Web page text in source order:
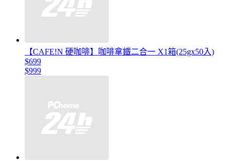
【CAFE!N 硬咖啡】咖啡拿鐵二合一 X1箱(25gx50入)
$699
$999